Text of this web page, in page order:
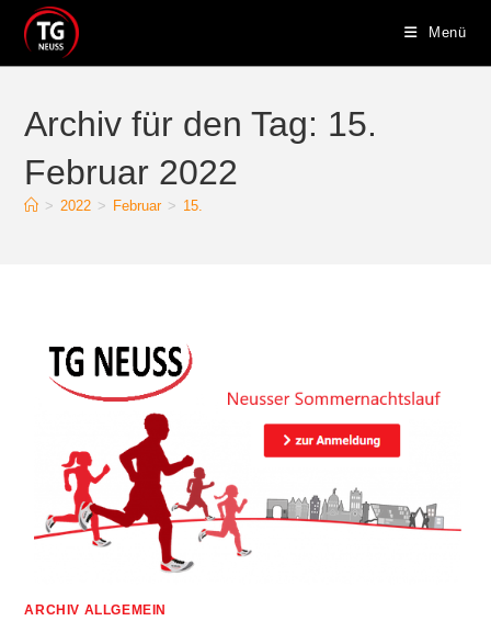
Inhalt
springen
Menü
Archiv für den Tag: 15.
Februar 2022
> 2022 > Februar > 15.
ARCHIV ALLGEMEIN